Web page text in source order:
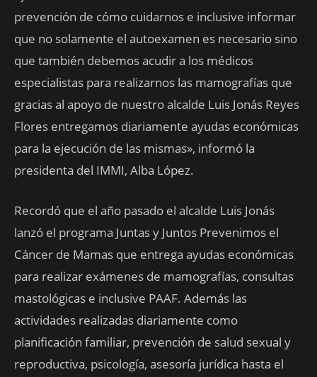
prevención de cómo cuidarnos e inclusive informar
que no solamente el autoexamen es necesario sino
que también debemos acudir a los médicos
especialistas para realizarnos las mamografías que
gracias al apoyo de nuestro alcalde Luis Jonás Reyes
Flores entregamos diariamente ayudas económicas
para la ejecución de las mismas», informó la
presidenta del IMMI, Alba López.
Recordó que el año pasado el alcalde Luis Jonás
lanzó el programa Juntas y Juntos Prevenimos el
Cáncer de Mamas que entrega ayudas económicas
para realizar exámenes de mamografías, consultas
mastológicas e inclusive PAAF. Además las
actividades realizadas diariamente como
planificación familiar, prevención de salud sexual y
reproductiva, psicología, asesoría jurídica hasta el